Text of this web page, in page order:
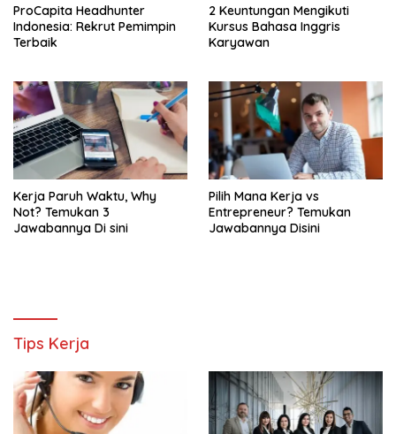
ProCapita Headhunter
Indonesia: Rekrut Pemimpin
Terbaik
2 Keuntungan Mengikuti
Kursus Bahasa Inggris
Karyawan
Kerja Paruh Waktu, Why
Not? Temukan 3
Jawabannya Di sini
Pilih Mana Kerja vs
Entrepreneur? Temukan
Jawabannya Disini
Tips Kerja